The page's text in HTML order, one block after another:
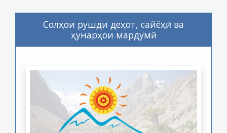
Солҳои рушди деҳот, сайёҳӣ ва
ҳунарҳои мардумӣ